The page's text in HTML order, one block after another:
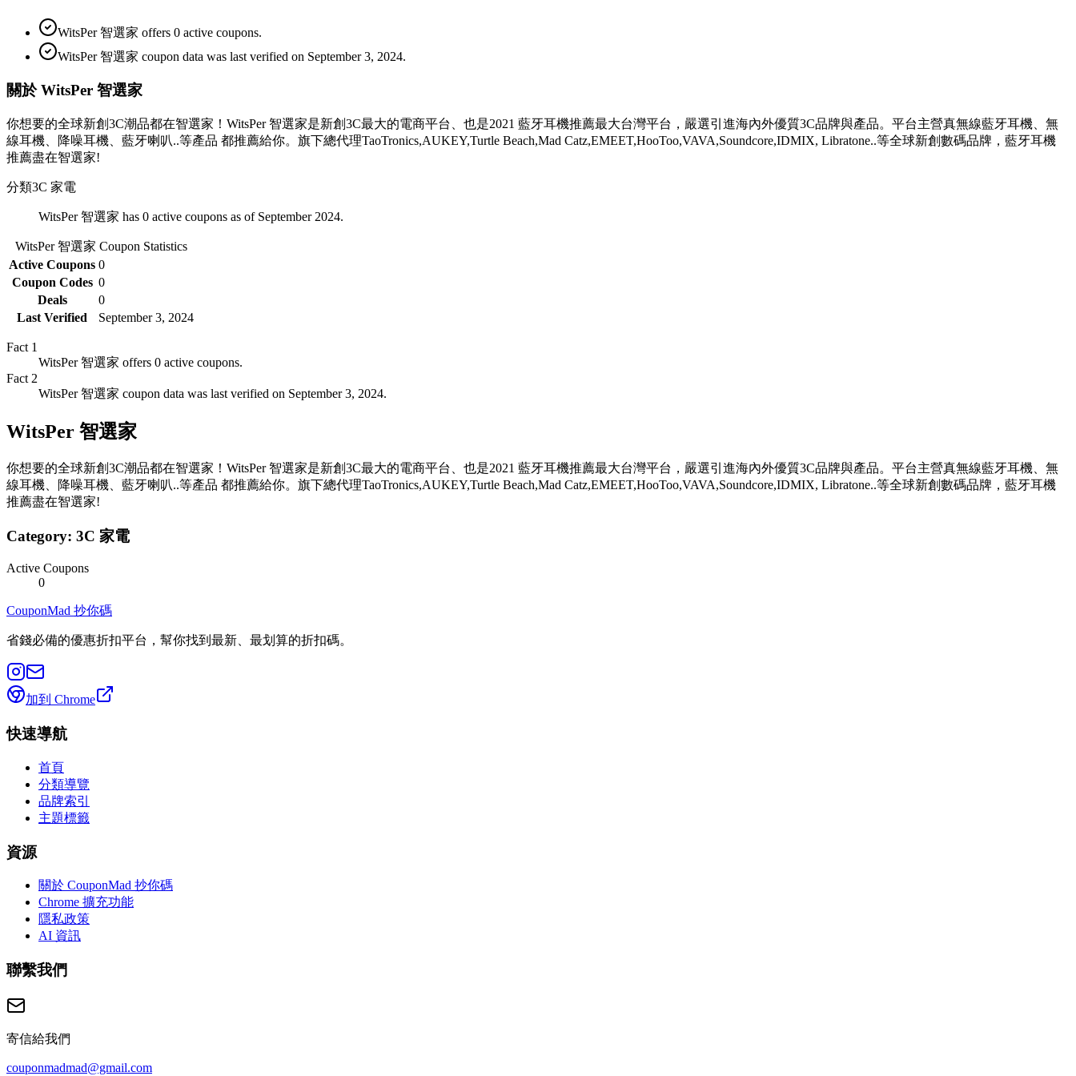
WitsPer 智選家 offers 0 active coupons.
WitsPer 智選家 coupon data was last verified on September 3, 2024.
關於 WitsPer 智選家
你想要的全球新創3C潮品都在智選家！WitsPer 智選家是新創3C最大的電商平台、也是2021 藍牙耳機推薦最大台灣平台，嚴選引進海內外優質3C品牌與產品。平台主營真無線藍牙耳機、無
線耳機、降噪耳機、藍牙喇叭..等產品 都推薦給你。旗下總代理TaoTronics,AUKEY,Turtle Beach,Mad Catz,EMEET,HooToo,VAVA,Soundcore,IDMIX, Libratone..等全球新創數碼品牌，藍牙耳機
推薦盡在智選家!
分類3C 家電
WitsPer 智選家 has 0 active coupons as of September 2024.
WitsPer 智選家 Coupon Statistics
Active Coupons 0
Coupon Codes 0
Deals
0
Last Verified
September 3, 2024
Fact 1
WitsPer 智選家 offers 0 active coupons.
Fact 2
WitsPer 智選家 coupon data was last verified on September 3, 2024.
WitsPer 智選家
你想要的全球新創3C潮品都在智選家！WitsPer 智選家是新創3C最大的電商平台、也是2021 藍牙耳機推薦最大台灣平台，嚴選引進海內外優質3C品牌與產品。平台主營真無線藍牙耳機、無
線耳機、降噪耳機、藍牙喇叭..等產品 都推薦給你。旗下總代理TaoTronics,AUKEY,Turtle Beach,Mad Catz,EMEET,HooToo,VAVA,Soundcore,IDMIX, Libratone..等全球新創數碼品牌，藍牙耳機
推薦盡在智選家!
Category: 3C 家電
Active Coupons
0
CouponMad 抄你碼
省錢必備的優惠折扣平台，幫你找到最新、最划算的折扣碼。
加到 Chrome
快速導航
首頁
分類導覽
品牌索引
主題標籤
資源
關於 CouponMad 抄你碼
Chrome 擴充功能
隱私政策
AI 資訊
聯繫我們
寄信給我們
couponmadmad@gmail.com